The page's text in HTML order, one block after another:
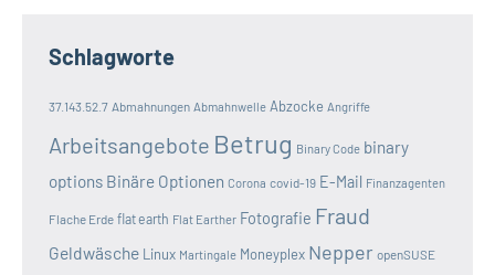
Schlagworte
37.143.52.7 Abmahnungen Abmahnwelle Abzocke Angriffe
Arbeitsangebote Betrug Binary Code binary
options Binäre Optionen Corona covid-19 E-Mail Finanzagenten
Flache Erde flat earth Flat Earther Fotografie Fraud
Geldwäsche Linux Martingale Moneyplex Nepper openSUSE